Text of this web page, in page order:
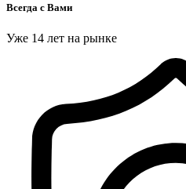
Всегда с Вами
Уже 14 лет на рынке